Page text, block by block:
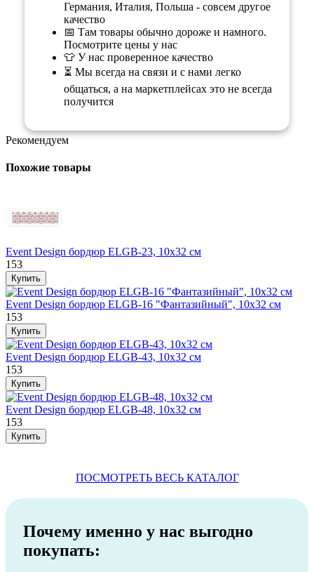
Германия, Италия, Польша - совсем другое
качество
📅 Там товары обычно дороже и намного.
Посмотрите цены у нас
👕 У нас проверенное качество
⏳ Мы всегда на связи и с нами легко
общаться, а на маркетплейсах это не всегда
получится
Рекомендуем
Похожие товары
Event Design бордюр ELGB-23, 10х32 см
153
Event Design бордюр ELGB-16 "Фантазийный", 10х32 см
153
Event Design бордюр ELGB-43, 10х32 см
153
Event Design бордюр ELGB-48, 10х32 см
153
ПОСМОТРЕТЬ ВЕСЬ КАТАЛОГ
Почему именно у нас выгодно
покупать: